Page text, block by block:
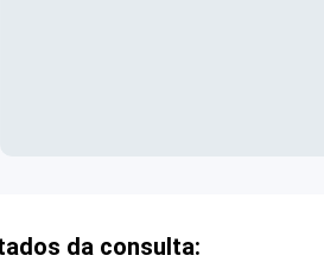
da consulta: